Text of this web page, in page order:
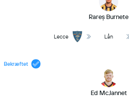
Rareș Burnete
Lecce Lån
Bekræftet
Ed McJannet